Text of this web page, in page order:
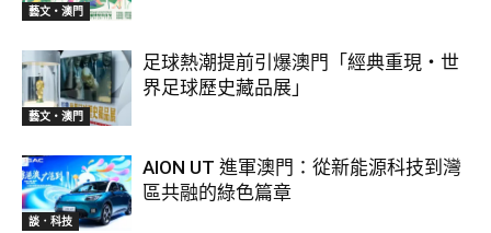
藝文‧澳門
藝文‧澳門
足球熱潮提前引爆澳門「經典重現・世
界足球歷史藏品展」
談．科技
AION UT 進軍澳門：從新能源科技到灣
區共融的綠色篇章